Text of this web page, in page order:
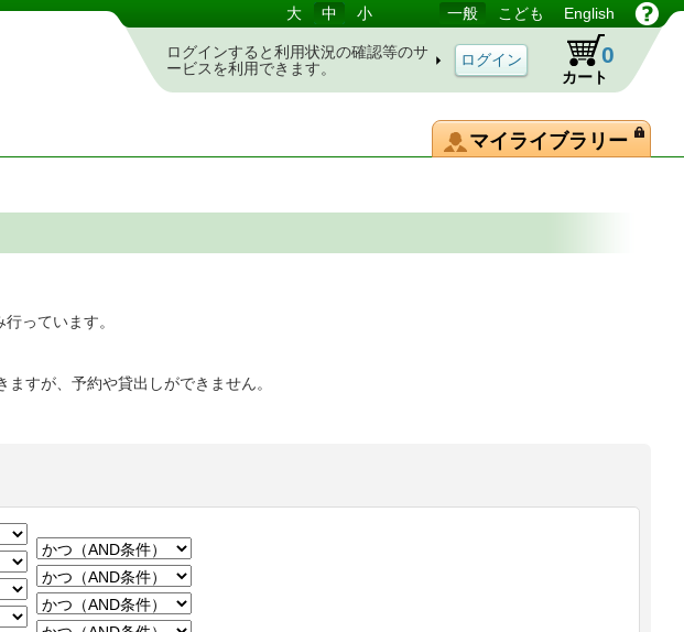
大 中 小 一般 こども English
ログインすると利用状況の確認等のサ
ービスを利用できます。
カート
0
マイライブラリー
っています。
すが、予約や貸出しができません。